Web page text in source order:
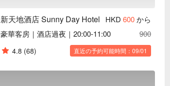
新天地酒店 Sunny Day Hotel HKD 600から
豪華客房｜酒店過夜｜20:00-11:00
900
4.8 (68) 直近の予約可能時間：09/01